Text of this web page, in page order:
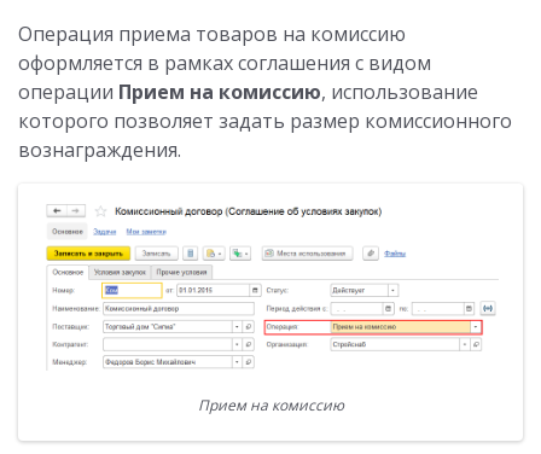
Операция приема товаров на комиссию
оформляется в рамках соглашения с видом
операции Прием на комиссию, использование
которого позволяет задать размер комиссионного
вознаграждения.
Прием на комиссию